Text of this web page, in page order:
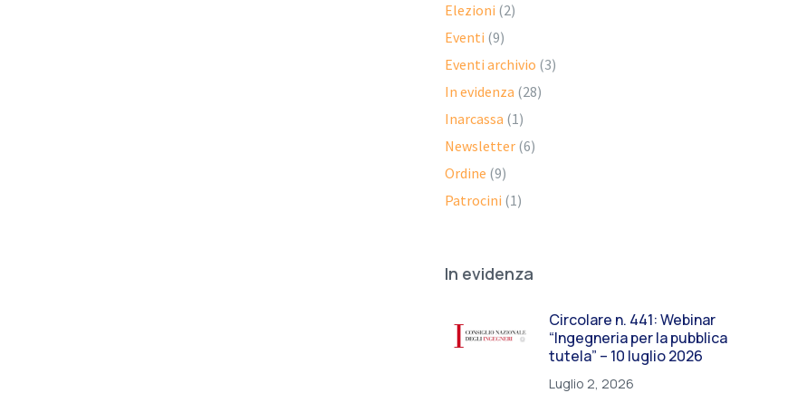
Elezioni (2)
Eventi (9)
Eventi archivio (3)
In evidenza (28)
Inarcassa (1)
Newsletter (6)
Ordine (9)
Patrocini (1)
In evidenza
Circolare n. 441: Webinar
“Ingegneria per la pubblica
tutela” – 10 luglio 2026
Luglio 2, 2026